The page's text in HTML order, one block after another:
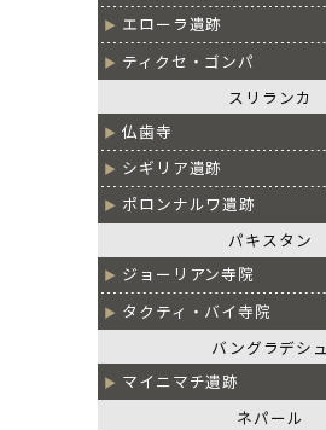
エローラ遺跡
ティクセ・ゴンパ
スリランカ
仏歯寺
シギリア遺跡
ポロンナルワ遺跡
パキスタン
ジョーリアン寺院
タクティ・バイ寺院
バングラデシュ
マイニマチ遺跡
ネパール